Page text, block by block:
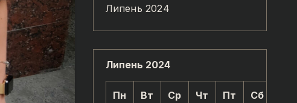
Липень 2024
Липень 2024
Пн Вт Ср Чт Пт Сб